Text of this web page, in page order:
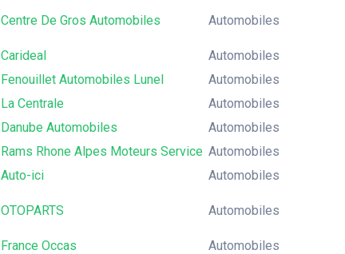
Centre De Gros Automobiles Automobiles
Carideal
Automobiles
Fenouillet Automobiles Lunel
Automobiles
La Centrale
Automobiles
Danube Automobiles
Automobiles
Rams Rhone Alpes Moteurs Service Automobiles
Auto-ici
Automobiles
OTOPARTS Automobiles
France Occas
Automobiles